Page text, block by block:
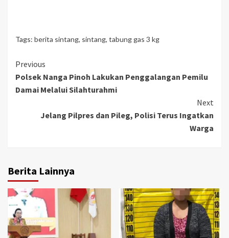
Tags: berita sintang, sintang, tabung gas 3 kg
Continue
Reading
Previous
Polsek Nanga Pinoh Lakukan Penggalangan Pemilu
Damai Melalui Silahturahmi
Next
Jelang Pilpres dan Pileg, Polisi Terus Ingatkan
Warga
Berita Lainnya